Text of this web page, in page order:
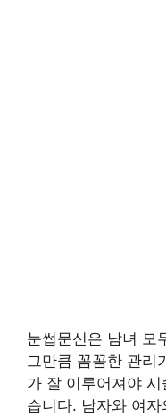
눈썹문신은 남녀 모
그만큼 꼼꼼한 관리
가 잘 이루어져야
습니다. 남자와 여